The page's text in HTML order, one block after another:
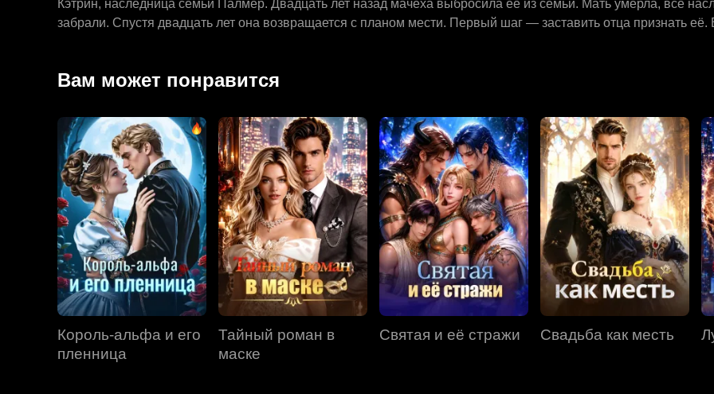
Кэтрин, наследница семьи Палмер. Двадцать лет назад мачеха выбросила её из семьи. Мать умерла, всё
забрали. Спустя двадцать лет она возвращается с планом мести. Первый шаг — заставить отца признать
Вам может понравится
Король-альфа и его
пленница
Тайный роман в
маске
Святая и её стражи Свадьба как месть